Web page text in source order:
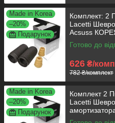
Made in Korea
–20%
Подарунок
Комплект: 2
Lacetti
Acsuss
Готово до
626 ₴/
782 ₴/комплект
Made in Korea
–20%
Подарунок
Комплект 2
Lacetti